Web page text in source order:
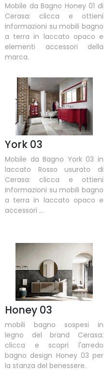
Mobile da Bagno Honey 01 di
Cerasa: clicca e ottieni
informazioni su mobili bagno
a terra in laccato opaco e
elementi accessori della
marca.
York 03
Mobile da Bagno York 03 in
laccato Rosso usurato di
Cerasa: clicca e ottieni
informazioni su mobili bagno
a terra in laccato opaco e
accessori ...
Honey 03
mobili bagno sospesi in
legno del brand Cerasa:
clicca e scopri l'arredo
bagno design Honey 03 per
la stanza del benessere.